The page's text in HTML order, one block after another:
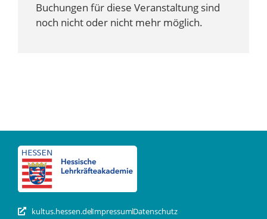
Buchungen für diese Veranstaltung sind
noch nicht oder nicht mehr möglich.
kultus.hessen.deImpressumDatenschutz